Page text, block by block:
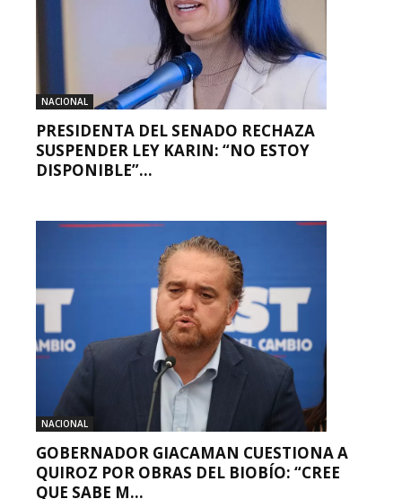
NACIONAL
PRESIDENTA DEL SENADO RECHAZA
SUSPENDER LEY KARIN: “NO ESTOY
DISPONIBLE”...
NACIONAL
GOBERNADOR GIACAMAN CUESTIONA A
QUIROZ POR OBRAS DEL BIOBÍO: “CREE
QUE SABE M...